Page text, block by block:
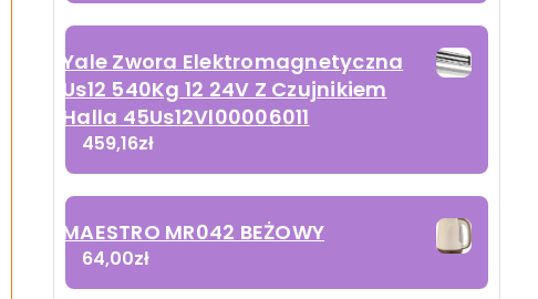
Yale Zwora Elektromagnetyczna
Us12 540Kg 12 24V Z Czujnikiem
Halla 45Us12Vl00006011
459,16zł
MAESTRO MR042 BEŻOWY
64,00zł